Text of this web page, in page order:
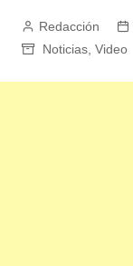
Redacción
Noticias, Video